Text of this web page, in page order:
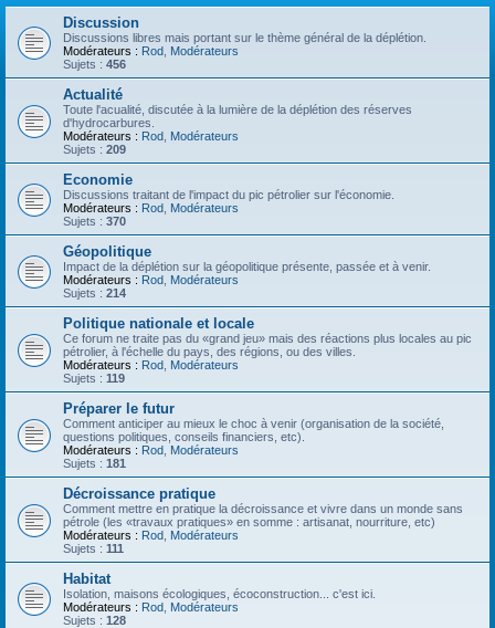
Discussion
Discussions libres mais portant sur le thème général de la déplétion.
Modérateurs : Rod Modérateurs
Sujets : 456
Actualité
Toute l'acualité, discutée à la lumière de la déplétion des réserves
d'hydrocarbures.
Modérateurs : Rod Modérateurs
Sujets : 209
Economie
Discussions traitant de l'impact du pic pétrolier sur l'économie.
Modérateurs : Rod Modérateurs
Sujets : 370
Géopolitique
Impact de la déplétion sur la géopolitique présente, passée et à venir.
Modérateurs : Rod Modérateurs
Sujets : 214
Politique nationale et locale
Ce forum ne traite pas du «grand jeu» mais des réactions plus locales au pic
pétrolier, à l'échelle du pays, des régions, ou des villes.
Modérateurs : Rod Modérateurs
Sujets : 119
Préparer le futur
Comment anticiper au mieux le choc à venir (organisation de la société,
questions politiques, conseils financiers, etc).
Modérateurs : Rod Modérateurs
Sujets : 181
Décroissance pratique
Comment mettre en pratique la décroissance et vivre dans un monde sans
pétrole (les «travaux pratiques» en somme : artisanat, nourriture, etc)
Modérateurs : Rod Modérateurs
Sujets : 111
Habitat
Isolation, maisons écologiques, écoconstruction... c'est ici.
Modérateurs : Rod Modérateurs
Sujets : 128